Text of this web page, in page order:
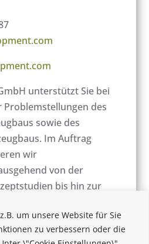
um unsere Website für Sie
zu verbessern oder die
unterstützt Sie bei
des
sowie des
Im Auftrag
wir
von der
bis hin zur